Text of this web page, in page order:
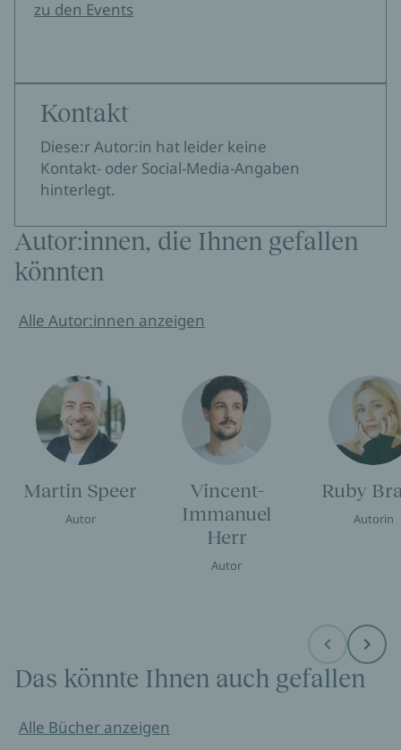
zu den Events
Kontakt
Diese:r Autor:in hat leider keine
Kontakt- oder Social-Media-Angaben
hinterlegt.
Autor:innen, die Ihnen gefallen
könnten
Alle Autor:innen anzeigen
Martin Speer
Autor
Vincent-
Immanuel
Herr
Autor
Ruby
Autorin
Before Next
Das könnte Ihnen auch gefallen
Alle Bücher anzeigen